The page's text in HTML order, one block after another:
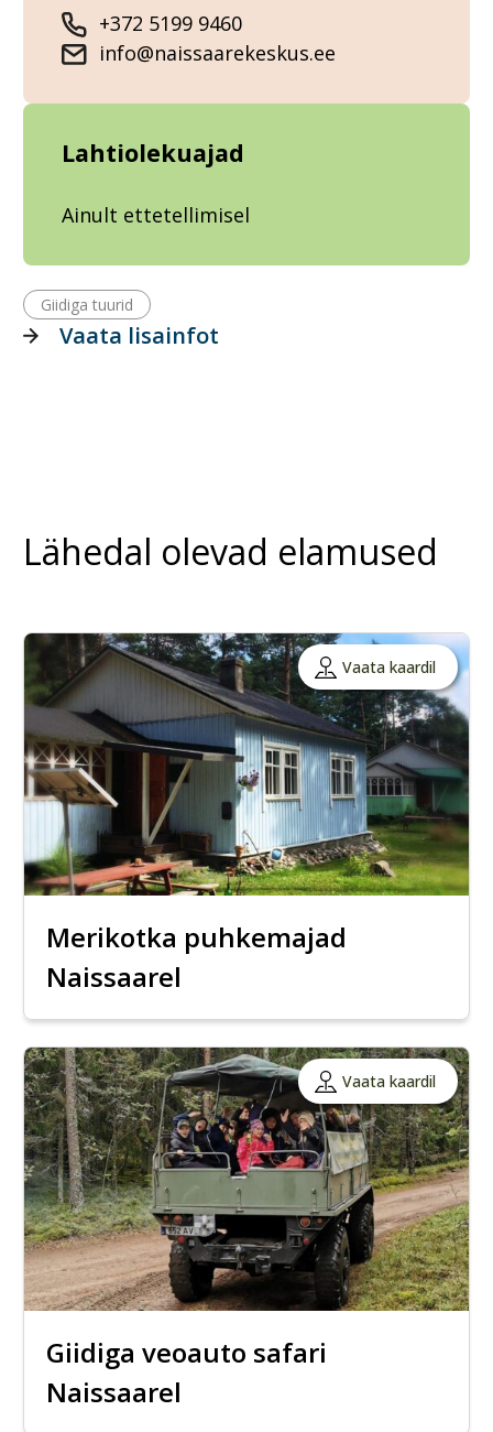
+372 5199 9460
info@naissaarekeskus.ee
Lahtiolekuajad
Ainult ettetellimisel
Giidiga tuurid
Vaata lisainfot
Lähedal olevad elamused
Vaata kaardil
Merikotka puhkemajad
Naissaarel
Vaata kaardil
Giidiga veoauto safari
Naissaarel